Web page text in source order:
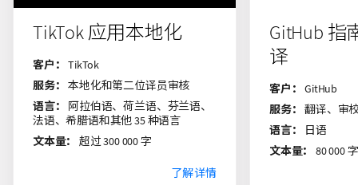
TikTok 应用本地化
客户：
TikTok
服务：
本地化和第二位译员审核
语言：
阿拉伯语、荷兰语、芬兰语、
法语、希腊语和其他 35 种语言
文本量：
超过 300 000 字
了解详情
GitHub 指
译
客户：
GitHub
服务：
翻译、审
语言：
日语
文本量：
80 000